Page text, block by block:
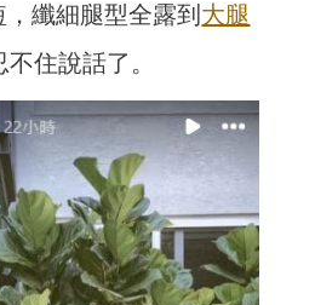
纖細腿型全露到 大腿
不住說話了。